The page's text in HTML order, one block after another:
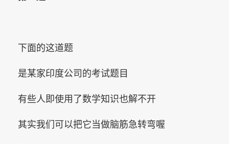
下面的这道题
是某家印度公司的考试题目
有些人即使用了数学知识也解不开
其实我们可以把它当做脑筋急转弯喔